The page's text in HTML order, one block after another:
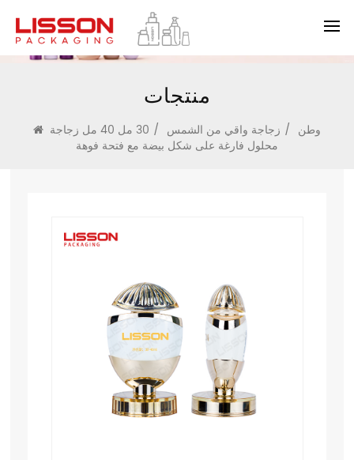
منتجات
وطن / زجاجة واقي من الشمس /
30 مل 40 مل زجاجة
محلول فارغة على شكل بيضة مع فتحة فوهة